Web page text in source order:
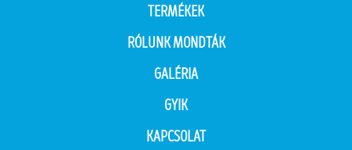
TERMÉKEK
RÓLUNK MONDTÁK
GALÉRIA
GYIK
KAPCSOLAT